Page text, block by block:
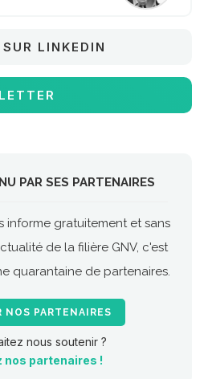
LINKEDIN
PAR SES PARTENAIRES
informe gratuitement et sans
de la filière GNV, c'est
quarantaine de partenaires.
NOS PARTENAIRES
nous soutenir ?
nos partenaires !